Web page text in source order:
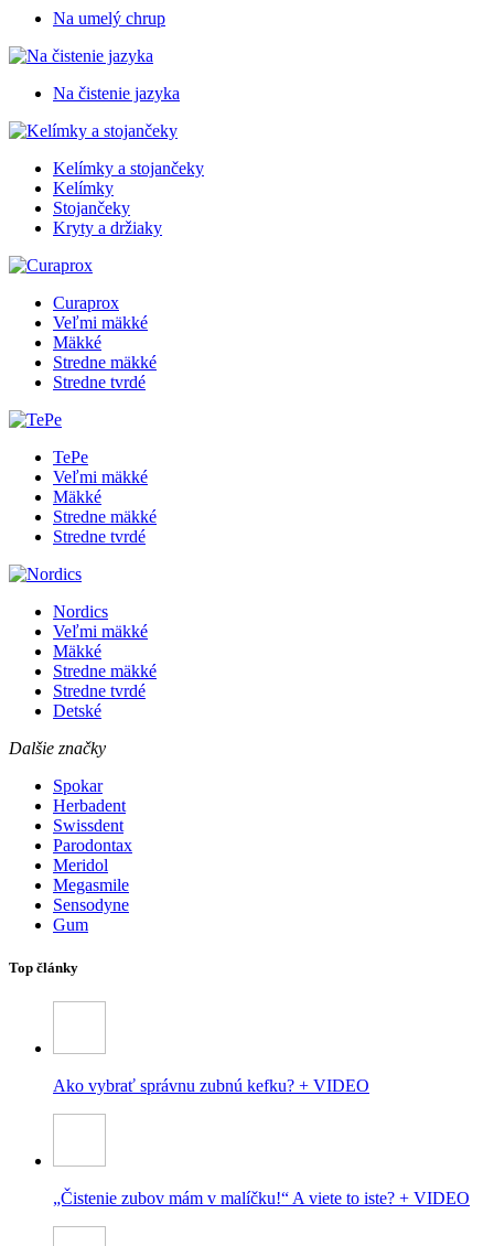
Na umelý chrup
Na čistenie jazyka
Kelímky a stojančeky
Kelímky
Stojančeky
Kryty a držiaky
Curaprox
Veľmi mäkké
Mäkké
Stredne mäkké
Stredne tvrdé
TePe
Veľmi mäkké
Mäkké
Stredne mäkké
Stredne tvrdé
Nordics
Veľmi mäkké
Mäkké
Stredne mäkké
Stredne tvrdé
Detské
Dalšie značky
Spokar
Herbadent
Swissdent
Parodontax
Meridol
Megasmile
Sensodyne
Gum
Top články
Ako vybrať správnu zubnú kefku? + VIDEO
„Čistenie zubov mám v malíčku!“ A viete to iste? + VIDEO